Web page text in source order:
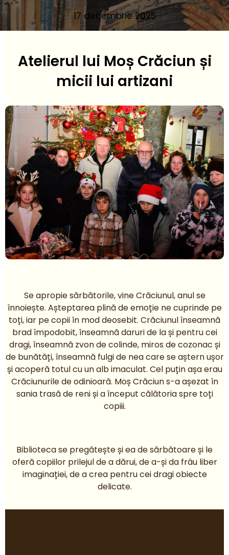
17 decembrie 2025
Atelierul lui Moș Crăciun și
micii lui artizani
Se apropie sărbătorile, vine Crăciunul, anul se
înnoiește. Așteptarea plină de emoție ne cuprinde pe
toți, iar pe copii în mod deosebit. Crăciunul înseamnă
brad împodobit, înseamnă daruri de la și pentru cei
dragi, înseamnă zvon de colinde, miros de cozonac și
de bunătăți, înseamnă fulgi de nea care se aștern ușor
și acoperă totul cu un alb imaculat. Cel puțin așa erau
Crăciunurile de odinioară. Moș Crăciun s-a așezat în
sania trasă de reni și a început călătoria spre toți
copiii.
Biblioteca se pregătește și ea de sărbătoare și le
oferă copiilor prilejul de a dărui, de a-și da frâu liber
imaginației, de a crea pentru cei dragi obiecte
delicate.